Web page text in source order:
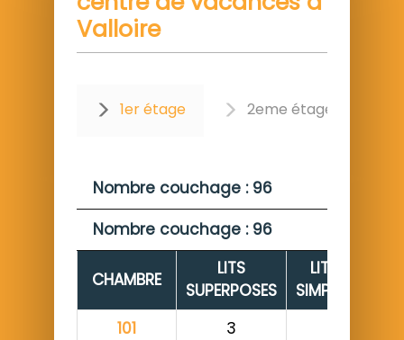
Valloire
1er étage 2eme étage
Nombre couchage : 96
Nombre couchage : 96
CHAMBRE
LITS
SUPERPOSES
LITS
SIMPLES
101
3